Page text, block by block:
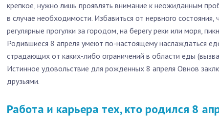
крепкое, нужно лишь проявлять внимание к неожиданным
в случае необходимости. Избавиться от нервного состояния,
регулярные прогулки за городом, на берегу реки или моря,
Родившиеся 8 апреля умеют по-настоящему наслаждаться
страдающих от каких-либо ограничений в области еды
Истинное удовольствие для рожденных 8 апреля Овнов
друзьями.
Работа и карьера тех, кто родился 8